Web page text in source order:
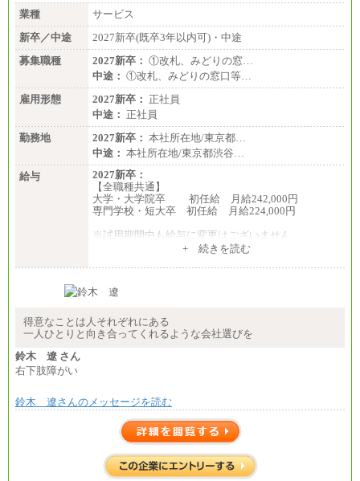
業種
サービス
新卒／中途
2027新卒(既卒3年以内可)・中途
募集職種
2027新卒： ①改札、みどりの窓…
中途： ①改札、みどりの窓口等…
雇用形態
2027新卒： 正社員
中途： 正社員
勤務地
2027新卒： 本社所在地/東京都…
中途： 本社所在地/東京都渋谷…
給与
2027新卒：
【全職種共通】
大学・大学院卒 初任給 月給242,000円
専門学校・短大卒 初任給 月給224,000円
※試用期間中も給与に変更はございません
大学・大学院卒 初任給 月給242,000円
最終学歴に応じ、上記新卒給与（高卒の場合は、月
して算定した調整手当を加算した額
※試用期間中も給与に変更はございません
+ 続きを読む
得意なことは人それぞれにある
一人ひとりと向き合ってくれるような会社選びを
鈴木 遼 さん
右下肢障がい
鈴木 遼さんのメッセージを読む